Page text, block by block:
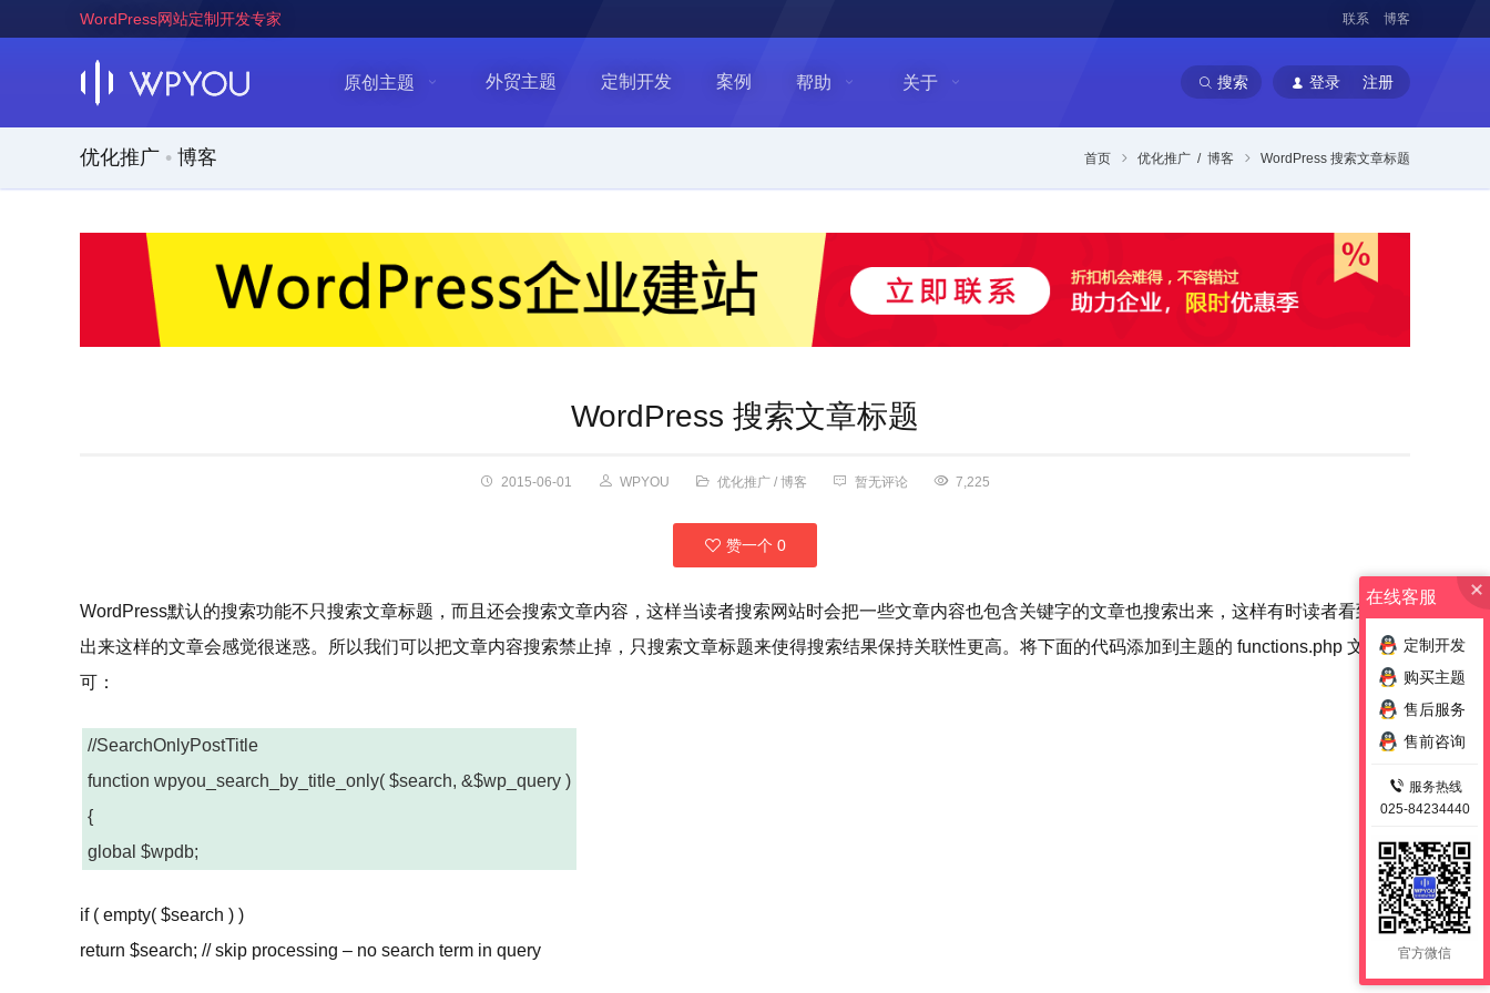
WordPress网站定制开发专家 联系 博客
原创主题 外贸主题 定制开发 案例 帮助 关于 搜索 登录 注册
优化推广 • 博客 首页 优化推广 / 博客 WordPress 搜索文章标题
WordPress 搜索文章标题
2015-06-01 WPYOU 优化推广/ 博客 暂无评论 7,225
赞一个 0
WordPress默认的搜索功能不只搜索文章标题，而且还会搜索文章内容，这样当读者搜索网站时会把一些文章内容也包含关键字的文章也搜索出来，这样有时读者看到搜索
出来这样的文章会感觉很迷惑。所以我们可以把文章内容搜索禁止掉，只搜索文章标题来使得搜索结果保持关联性更高。将下面的代码添加到主题的 functions.php 文件即
可：
//SearchOnlyPostTitle
function wpyou_search_by_title_only( $search, &$wp_query )
{
global $wpdb;
if ( empty( $search ) )
return $search; // skip processing – no search term in query
在线客服
定制开发
购买主题
售后服务
售前咨询
服务热线
025-84234440
官方微信